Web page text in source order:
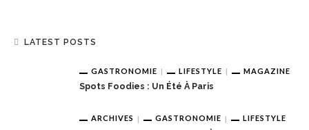
LATEST POSTS
GASTRONOMIE LIFESTYLE MAGAZINE
Spots Foodies : Un Été À Paris
ARCHIVES GASTRONOMIE LIFESTYLE